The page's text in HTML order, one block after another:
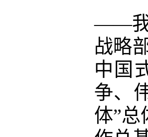
——我
战略
中国
争、
体”总